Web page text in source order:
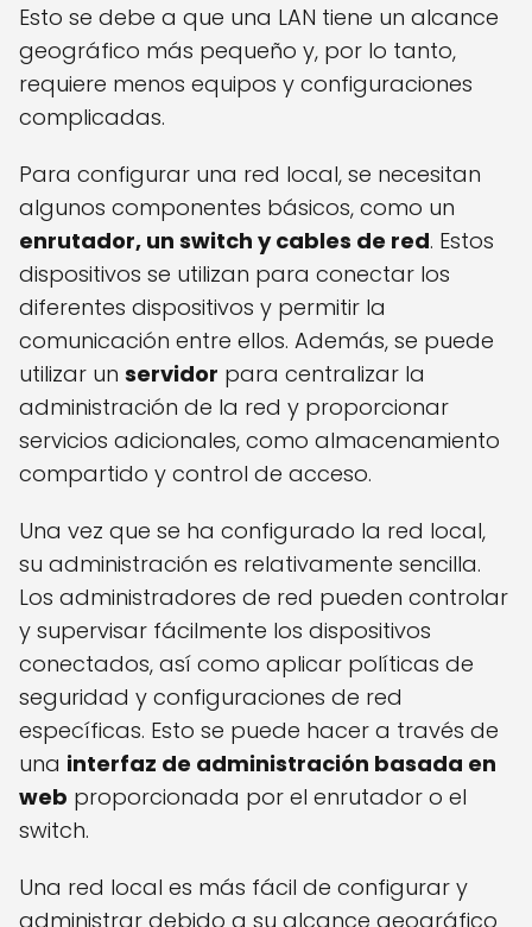
Esto se debe a que una LAN tiene un alcance
geográfico más pequeño y, por lo tanto,
requiere menos equipos y configuraciones
complicadas.
Para configurar una red local, se necesitan
algunos componentes básicos, como un
enrutador, un switch y cables de red. Estos
dispositivos se utilizan para conectar los
diferentes dispositivos y permitir la
comunicación entre ellos. Además, se puede
utilizar un servidor para centralizar la
administración de la red y proporcionar
servicios adicionales, como almacenamiento
compartido y control de acceso.
Una vez que se ha configurado la red local,
su administración es relativamente sencilla.
Los administradores de red pueden controlar
y supervisar fácilmente los dispositivos
conectados, así como aplicar políticas de
seguridad y configuraciones de red
específicas. Esto se puede hacer a través de
una interfaz de administración basada en
web proporcionada por el enrutador o el
switch.
Una red local es más fácil de configurar y
administrar debido a su alcance geográfico